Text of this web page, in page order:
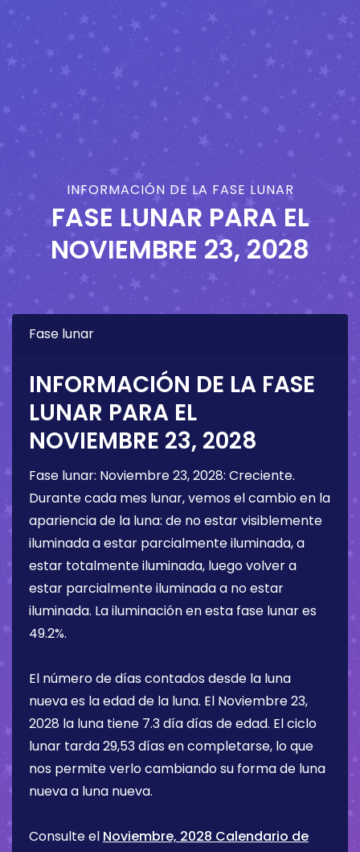
INFORMACIÓN DE LA FASE LUNAR
FASE LUNAR PARA EL
NOVIEMBRE 23, 2028
Fase lunar
INFORMACIÓN DE LA FASE
LUNAR PARA EL
NOVIEMBRE 23, 2028
Fase lunar: Noviembre 23, 2028: Creciente.
Durante cada mes lunar, vemos el cambio en la
apariencia de la luna: de no estar visiblemente
iluminada a estar parcialmente iluminada, a
estar totalmente iluminada, luego volver a
estar parcialmente iluminada a no estar
iluminada. La iluminación en esta fase lunar es
49.2%.
El número de días contados desde la luna
nueva es la edad de la luna. El Noviembre 23,
2028 la luna tiene 7.3 díadías de edad. El ciclo
lunar tarda 29,53 días en completarse, lo que
nos permite verlo cambiando su forma de luna
nueva a luna nueva.
Consulte el Noviembre, 2028 Calendario de